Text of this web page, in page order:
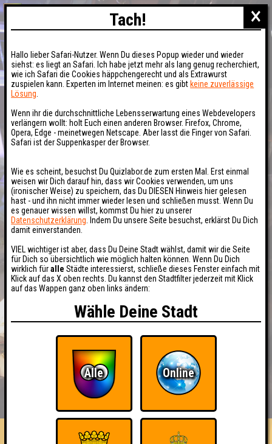
HIGHSCORE RESERVIERUNG
FAQ ÜBER UNS
×
Tach!
Hallo lieber Safari-Nutzer. Wenn Du dieses Popup wieder und wieder
siehst: es liegt an Safari. Ich habe jetzt mehr als lang genug recherchiert,
wie ich Safari die Cookies häppchengerecht und als Extrawurst
zuspielen kann. Experten im Internet meinen: es gibt keine zuverlässige
Lösung
Wenn ihr die durchschnittliche Lebensserwartung eines Webdevelopers
verlängern wollt: holt Euch einen anderen Browser. Firefox, Chrome,
Opera, Edge - meinetwegen Netscape. Aber lasst die Finger von Safari.
Safari ist der Suppenkasper der Browser.
Wie es scheint, besuchst Du Quizlabor.de zum ersten Mal. Erst einmal
weisen wir Dich darauf hin, dass wir Cookies verwenden, um uns
(ironischer Weise) zu speichern, das Du DIESEN Hinweis hier gelesen
hast - und ihn nicht immer wieder lesen und schließen musst. Wenn Du
es genauer wissen willst, kommst Du hier zu unserer
Datenschutzerklärung . Indem Du unsere Seite besuchst, erklärst Du Dich
damit einverstanden.
VIEL wichtiger ist aber, dass Du Deine Stadt wählst, damit wir die Seite
für Dich so übersichtlich wie möglich halten können. Wenn Du Dich
wirklich füralle Städte interessierst, schließe dieses Fenster einfach mit
Klick auf das X oben rechts. Du kannst den Stadtfilter jederzeit mit Klick
auf das Wappen ganz oben links ändern:
Wähle Deine Stadt
Alle Online